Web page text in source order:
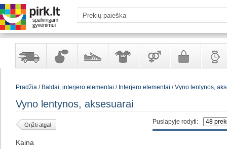
Yra
Kvepalai
kosmetika
AvalynėApranga
aksesuarai
Prekės
Galanterija
Pradžia/ Baldai, interjero elementai / Interjero elementai /Vyno lentynos,
Vyno lentynos, aksesuarai
Puslapyje rodyti:
Grįžti atgal
Kaina